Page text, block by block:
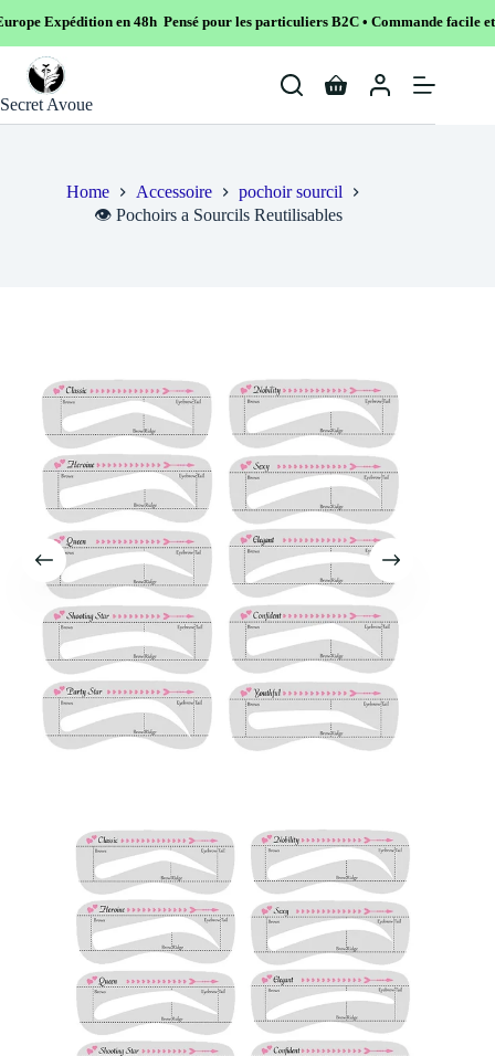
en 48h Pensé pour les particuliers B2C • Commande facile et sécurisé
content
Secret Avoue
Shopping
Home Accessoire
pochoir sourcil
👁️ Pochoirs a Sourcils Reutilisables